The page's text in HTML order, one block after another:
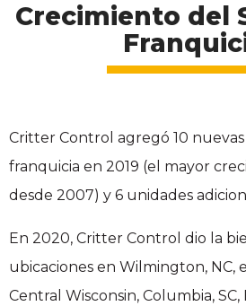
Crecimiento del
Critter Control agregó 10
franquicia en 2019 (el mayor
desde 2007) y 6 unidades
En 2020, Critter Control dio la
ubicaciones en Wilmington, NC,
Central Wisconsin, Columbia, SC,